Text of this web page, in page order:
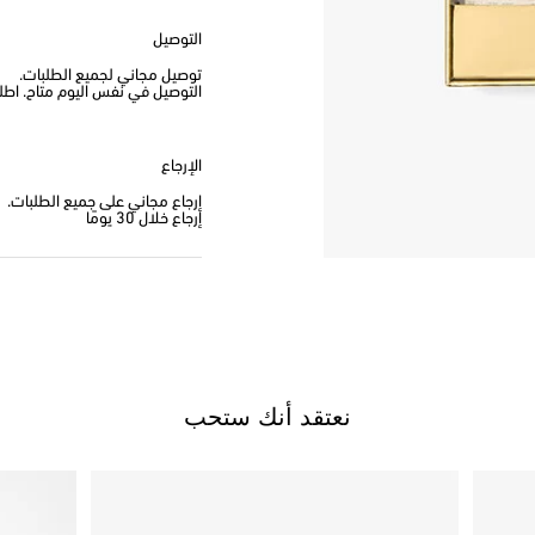
التوصيل
توصيل مجاني لجميع الطلبات.
التوصيل في نفس اليوم متاح.
الإرجاع
إرجاع مجاني على جميع الطلبات.
إرجاع خلال 30 يومًا
نعتقد أنك ستحب